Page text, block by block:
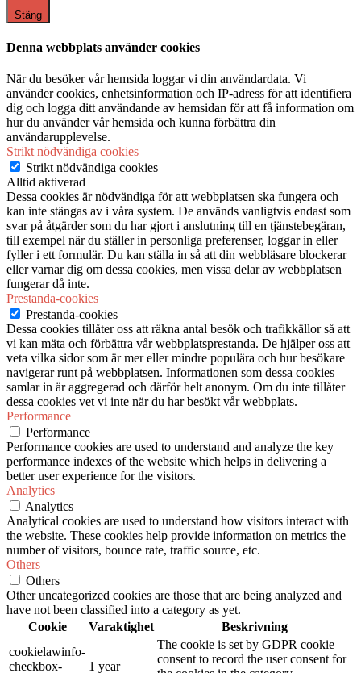
Stäng
Denna webbplats använder cookies
När du besöker vår hemsida loggar vi din användardata. Vi
använder cookies, enhetsinformation och IP-adress för att identifiera
dig och logga ditt användande av hemsidan för att få information om
hur du använder vår hemsida och kunna förbättra din
användarupplevelse.
Strikt nödvändiga cookies
Strikt nödvändiga cookies
Alltid aktiverad
Dessa cookies är nödvändiga för att webbplatsen ska fungera och
kan inte stängas av i våra system. De används vanligtvis endast som
svar på åtgärder som du har gjort i anslutning till en tjänstebegäran,
till exempel när du ställer in personliga preferenser, loggar in eller
fyller i ett formulär. Du kan ställa in så att din webbläsare blockerar
eller varnar dig om dessa cookies, men vissa delar av webbplatsen
fungerar då inte.
Prestanda-cookies
Prestanda-cookies
Dessa cookies tillåter oss att räkna antal besök och trafikkällor så att
vi kan mäta och förbättra vår webbplatsprestanda. De hjälper oss att
veta vilka sidor som är mer eller mindre populära och hur besökare
navigerar runt på webbplatsen. Informationen som dessa cookies
samlar in är aggregerad och därför helt anonym. Om du inte tillåter
dessa cookies vet vi inte när du har besökt vår webbplats.
Performance
Performance
Performance cookies are used to understand and analyze the key
performance indexes of the website which helps in delivering a
better user experience for the visitors.
Analytics
Analytics
Analytical cookies are used to understand how visitors interact with
the website. These cookies help provide information on metrics the
number of visitors, bounce rate, traffic source, etc.
Others
Others
Other uncategorized cookies are those that are being analyzed and
have not been classified into a category as yet.
Cookie
Varaktighet
Beskrivning
cookielawinfo-
checkbox-
1 year
The cookie is set by GDPR cookie
consent to record the user consent for